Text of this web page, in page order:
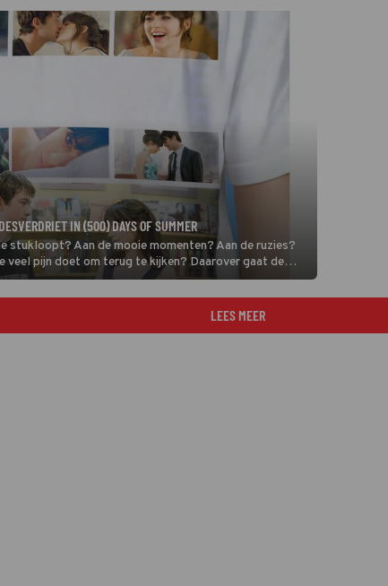
IN (500) DAYS OF SUMMER
stukloopt? Aan de mooie momenten? Aan de ruzies?
pijn doet om terug te kijken? Daarover gaat de
LEES MEER